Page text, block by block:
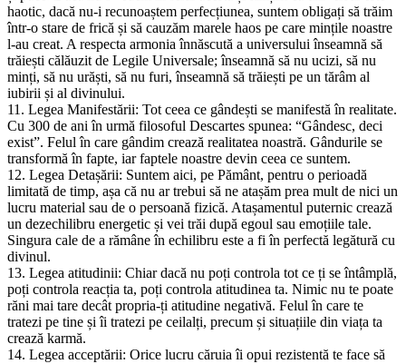
haotic, dacă nu-i recunoaștem perfecțiunea, suntem obligați să trăim
într-o stare de frică și să cauzăm marele haos pe care mințile noastre
l-au creat. A respecta armonia înnăscută a universului înseamnă să
trăiești călăuzit de Legile Universale; înseamnă să nu ucizi, să nu
minți, să nu urăști, să nu furi, înseamnă să trăiești pe un tărâm al
iubirii și al divinului.
11. Legea Manifestării: Tot ceea ce gândești se manifestă în realitate.
Cu 300 de ani în urmă filosoful Descartes spunea: “Gândesc, deci
exist”. Felul în care gândim crează realitatea noastră. Gândurile se
transformă în fapte, iar faptele noastre devin ceea ce suntem.
12. Legea Detașării: Suntem aici, pe Pământ, pentru o perioadă
limitată de timp, așa că nu ar trebui să ne atașăm prea mult de nici un
lucru material sau de o persoană fizică. Atașamentul puternic crează
un dezechilibru energetic și vei trăi după egoul sau emoțiile tale.
Singura cale de a rămâne în echilibru este a fi în perfectă legătură cu
divinul.
13. Legea atitudinii: Chiar dacă nu poți controla tot ce ți se întâmplă,
poți controla reacția ta, poți controla atitudinea ta. Nimic nu te poate
răni mai tare decât propria-ți atitudine negativă. Felul în care te
tratezi pe tine și îi tratezi pe ceilalți, precum și situațiile din viața ta
crează karmă.
14. Legea acceptării: Orice lucru căruia îi opui rezistentă te face să